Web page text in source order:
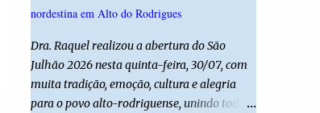
primeiros atendimentos, ele foi entubado e
para o Hospital Monsenhor Walfredo
Gurgel, em Natal, onde permanece internado
sob cuidados médicos especializados.
Segundo informações da Polícia Militar, a
nordestina em Alto do Rodrigues
Dra. Raquel realizou a abertura do São
Julhão 2026 nesta quinta-feira, 30/07, com
muita tradição, emoção, cultura e alegria
para o povo alto-rodriguense, unindo todas